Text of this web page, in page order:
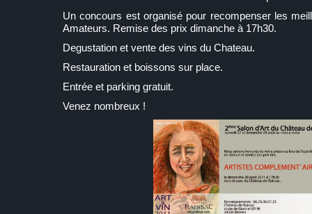
Un concours est organisé pour recompenser les
Amateurs. Remise des prix dimanche à 17h30.
Degustation et vente des vins du Chateau.
Restauration et boissons sur place.
Entrée et parking gratuit.
Venez nombreux !